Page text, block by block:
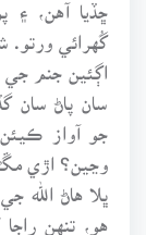
ڇڏيا آهن،
گُهرائي ورتو.
اڳئين جنم
سان پاڻ سان
جو آواز
وڃين؟ اڙي
ڀلا هاڻ الله
هو، تنهن